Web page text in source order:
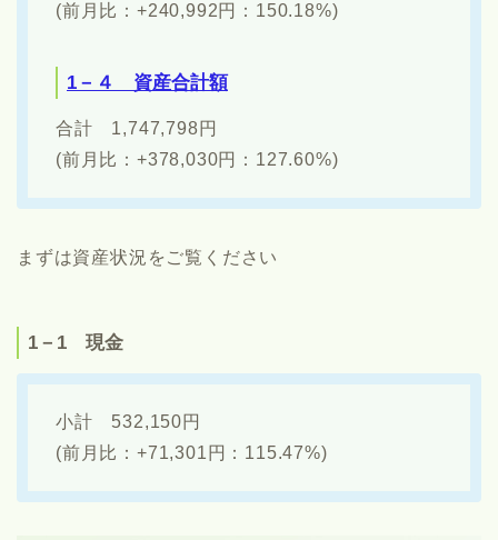
(前月比：+240,992円：150.18%)
1－４ 資産合計額
合計 1,747,798円
(前月比：+378,030円：127.60%)
まずは資産状況をご覧ください
1－1 現金
小計 532,150円
(前月比：+71,301円：115.47%)